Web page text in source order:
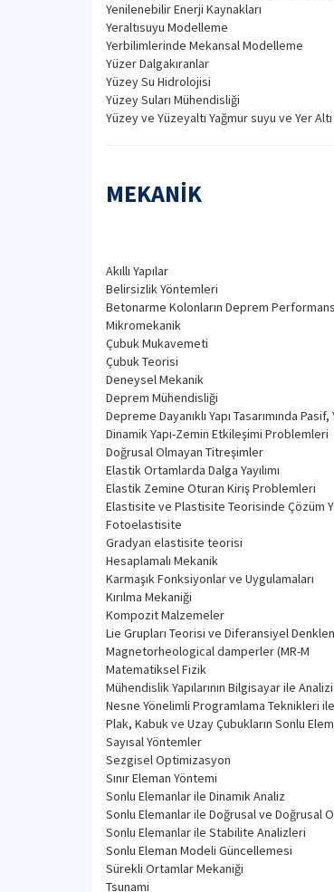
Yenilenebilir Enerji Kaynakları
Yeraltısuyu Modelleme
Yerbilimlerinde Mekansal Modelleme
Yüzer Dalgakıranlar
Yüzey Su Hidrolojisi
Yüzey Suları Mühendisliği
Yüzey ve Yüzeyaltı Yağmur suyu ve Yer
MEKANİK
Akıllı Yapılar
Belirsizlik Yöntemleri
Betonarme Kolonların Deprem
Mikromekanik
Çubuk Mukavemeti
Çubuk Teorisi
Deneysel Mekanik
Deprem Mühendisliği
Depreme Dayanıklı Yapı Tasarımında
Dinamik Yapı-Zemin Etkileşimi Problemleri
Doğrusal Olmayan Titreşimler
Elastik Ortamlarda Dalga Yayılımı
Elastik Zemine Oturan Kiriş Problemleri
Elastisite ve Plastisite Teorisinde Çözüm
Fotoelastisite
Gradyan elastisite teorisi
Hesaplamalı Mekanik
Karmaşık Fonksiyonlar ve Uygulamaları
Kırılma Mekaniği
Kompozit Malzemeler
Lie Grupları Teorisi ve Diferansiyel
Magnetorheological damperler (MR-M
Matematiksel Fizik
Mühendislik Yapılarının Bilgisayar ile Analizi
Nesne Yönelimli Programlama Teknikleri
Plak, Kabuk ve Uzay Çubukların Sonlu
Sayısal Yöntemler
Sezgisel Optimizasyon
Sınır Eleman Yöntemi
Sonlu Elemanlar ile Dinamik Analiz
Sonlu Elemanlar ile Doğrusal ve Doğrusal
Sonlu Elemanlar ile Stabilite Analizleri
Sonlu Eleman Modeli Güncellemesi
Sürekli Ortamlar Mekaniği
Tsunami